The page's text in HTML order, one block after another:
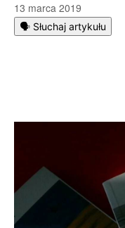
13 marca 2019
🗣️ Słuchaj artykułu